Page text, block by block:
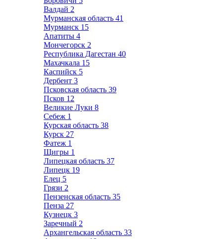
Валдай 2
Мурманская область 41
Мурманск 15
Апатиты 4
Мончегорск 2
Республика Дагестан 40
Махачкала 15
Каспийск 5
Дербент 3
Псковская область 39
Псков 12
Великие Луки 8
Себеж 1
Курская область 38
Курск 27
Фатеж 1
Щигры 1
Липецкая область 37
Липецк 19
Елец 5
Грязи 2
Пензенская область 35
Пенза 27
Кузнецк 3
Заречный 2
Архангельская область 33